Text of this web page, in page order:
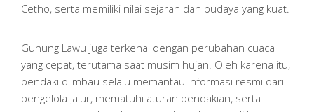
Cetho, serta memiliki nilai sejarah dan budaya yang kuat.
Gunung Lawu juga terkenal dengan perubahan cuaca
yang cepat, terutama saat musim hujan. Oleh karena itu,
pendaki diimbau selalu memantau informasi resmi dari
pengelola jalur, mematuhi aturan pendakian, serta